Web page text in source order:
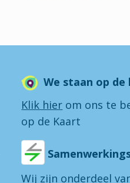
We staan op
Klik hier om ons te
op de Kaart
Wij zijn onderdeel